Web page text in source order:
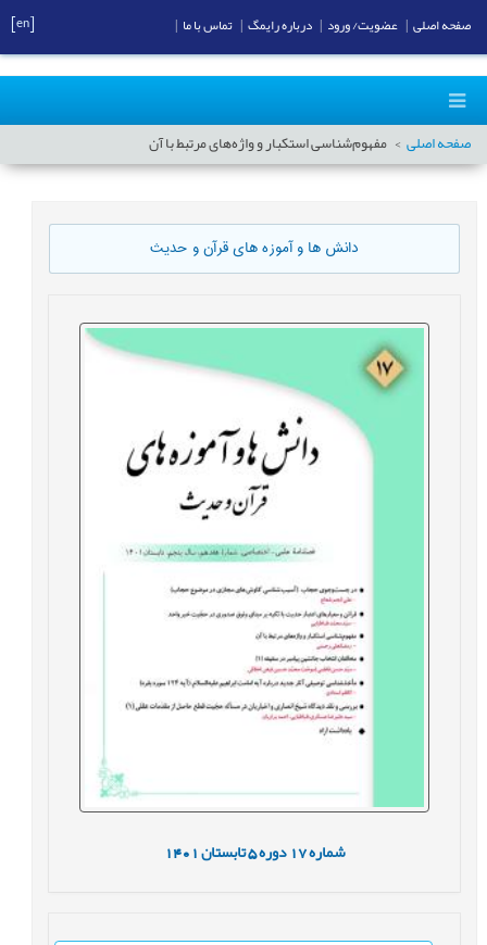
صفحه اصلی مفهوم‌شناسی استکبار و واژه‌های مرتبط با آن
دانش ها و آموزه های قرآن و حدیث
شماره17 دوره5 تابستان1401
صفحه اصلی عضویت/ ورود درباره رایمگ تماس با ما